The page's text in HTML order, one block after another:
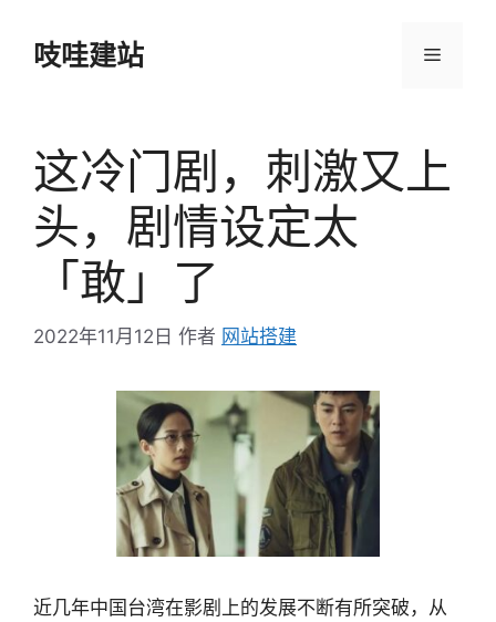
吱哇建站 菜
这冷门剧，刺激又上
头，剧情设定太
「敢」了
2022年11月12日 作者 网站搭建
近几年中国台湾在影剧上的发展不断有所突破，从